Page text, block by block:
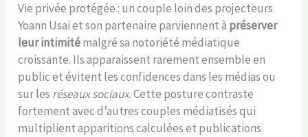
Vie privée protégée : un couple loin des projecteurs
Yoann Usai et son partenaire parviennent à préserver
leur intimitémalgré sa notoriété médiatique
croissante. Ils apparaissent rarement ensemble en
public et évitent les confidences dans les médias ou
sur les réseaux sociaux. Cette posture contraste
fortement avec d’autres couples médiatisés qui
multiplient apparitions calculées et publications